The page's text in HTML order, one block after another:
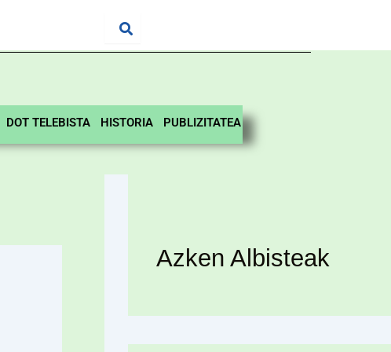
DOT TELEBISTA HISTORIA PUBLIZITATEA
Azken Albisteak